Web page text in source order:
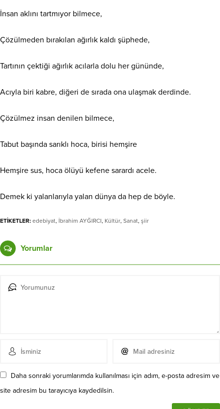
İnsan aklını tartmıyor bilmece,
Çözülmeden bırakılan ağırlık kaldı şüphede,
Tartının çektiği ağırlık acılarla dolu her gününde,
Acıyla biri kabre, diğeri de sırada ona ulaşmak derdinde.
Çözülmez insan denilen bilmece,
Tabut başında sarıklı hoca, birisi hemşire
Hemşire sus, hoca ölüyü kefene sarardı acele.
Demek ki yalanlarıyla yalan dünya da hep de böyle.
ETİKETLER: edebiyat, İbrahim AYĞIRCI, Kültür, Sanat, şiir
Yorumlar
Daha sonraki yorumlarımda kullanılması için adım, e-posta adresim ve
site adresim bu tarayıcıya kaydedilsin.